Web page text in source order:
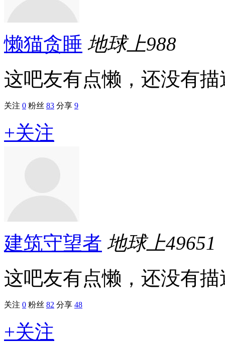
懒猫贪睡 地球上988
这吧友有点懒，还没有描
关注 0 粉丝 83 分享 9
+关注
建筑守望者 地球上49651
这吧友有点懒，还没有描
关注 0 粉丝 82 分享 48
+关注